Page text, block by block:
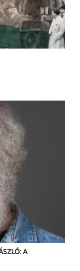
A